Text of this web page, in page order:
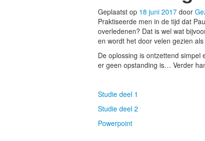
Geplaatst op 18 juni 2017 door
Praktiseerde men in de tijd dat
overledenen? Dat is wel wat
en wordt het door velen gezien
De oplossing is ontzettend
er geen opstanding is… Verder
Studie deel 1
Studie deel 2
Powerpoint